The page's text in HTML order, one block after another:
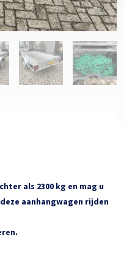
als 2300 kg en mag u
aanhangwagen rijden